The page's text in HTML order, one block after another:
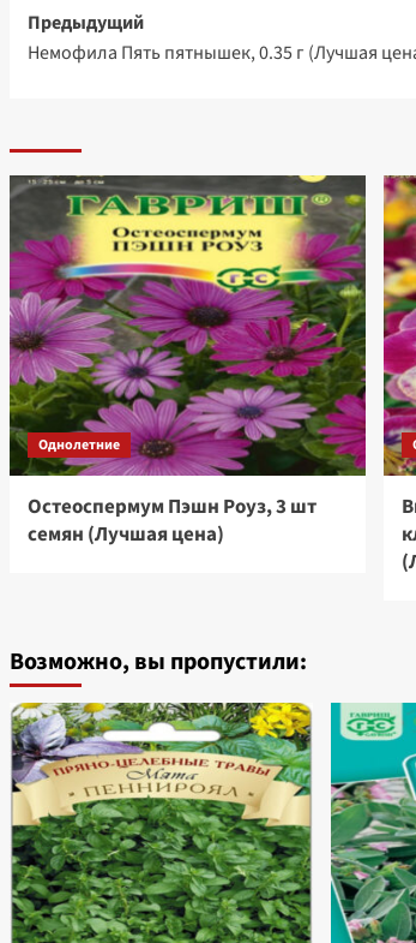
Навигация
записи
Предыдущий
Немофила Пять пятнышек, 0.35 г (Лучшая
Однолетние
Остеоспермум Пэшн Роуз, 3 шт
семян (Лучшая цена)
Возможно, вы пропустили: